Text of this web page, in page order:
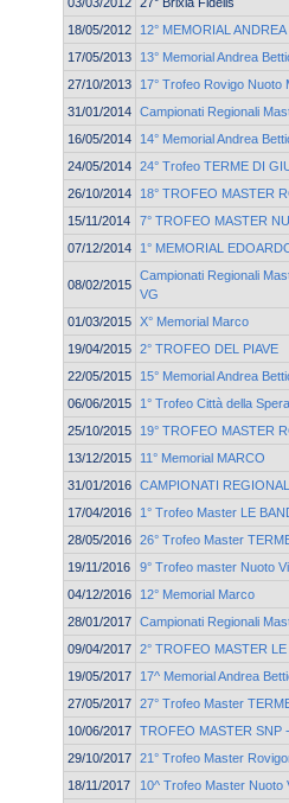
18/05/2012
12° MEMORIAL
17/05/2013
13° Memorial Andrea
27/10/2013
17° Trofeo Rovigo Nuoto
31/01/2014 Campionati Regionali
16/05/2014
14° Memorial Andrea
24/05/2014 24° Trofeo TERME DI
26/10/2014
18° TROFEO MASTER
15/11/2014
7° TROFEO MASTER
07/12/2014
1° MEMORIAL
08/02/2015
Campionati Regionali
VG
01/03/2015 X° Memorial Marco
19/04/2015 2° TROFEO DEL PIAVE
22/05/2015
15° Memorial Andrea
06/06/2015
1° Trofeo Città della
25/10/2015
19° TROFEO MASTER
13/12/2015
11° Memorial MARCO
31/01/2016 CAMPIONATI
17/04/2016
1° Trofeo Master LE
28/05/2016 26° Trofeo Master
19/11/2016
9° Trofeo master Nuoto
04/12/2016
12° Memorial Marco
28/01/2017 Campionati Regionali
09/04/2017 2° TROFEO MASTER
19/05/2017
17^ Memorial Andrea
27/05/2017 27° Trofeo Master
10/06/2017 TROFEO MASTER SNP
29/10/2017 21° Trofeo Master
18/11/2017
10^ Trofeo Master Nuoto